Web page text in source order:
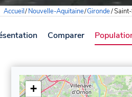
Accueil/Nouvelle-Aquitaine/Gironde/
Comparer
+